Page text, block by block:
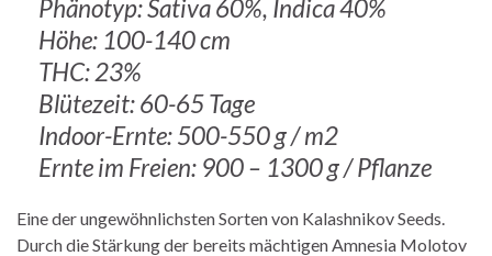
Phänotyp: Sativa 60%, Indica 40%
Höhe: 100-140 cm
THC: 23%
Blütezeit: 60-65 Tage
Indoor-Ernte: 500-550 g / m2
Ernte im Freien: 900 – 1300 g / Pflanze
Eine der ungewöhnlichsten Sorten von Kalashnikov Seeds.
Durch die Stärkung der bereits mächtigen Amnesia Molotov